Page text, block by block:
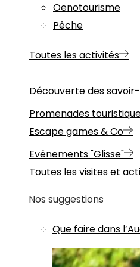
Oenotourisme
Pêche
Toutes les activités
Découverte des
Promenades
Escape games & Co
Evénements "Glisse"
Toutes les visites et
Nos suggestions
Que faire dans